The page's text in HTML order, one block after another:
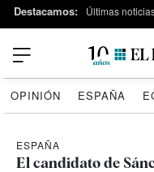
Destacamos: Últimas
OPINIÓN ESPAÑA
ESPAÑA
El candidato de